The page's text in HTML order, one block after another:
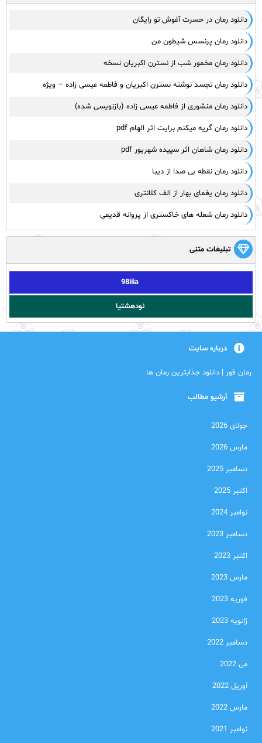
دانلود رمان در حسرت آغوش تو رایگان
دانلود رمان پرنسس شیطون من
دانلود رمان مخمور شب از نسترن اکبریان نسخه
دانلود رمان تجسد نوشته نسترن اکبریان و فاطمه عیسی زاده – ویژه
دانلود رمان منشوری از فاطمه عیسی زاده (بازنویسی شده)
دانلود رمان گریه میکنم برایت اثر الهام pdf
دانلود رمان شاهان اثر سپیده شهریور pdf
دانلود رمان نقطه بی صدا از دیبا
دانلود رمان یغمای بهار از الف کلانتری
دانلود رمان شعله های خاکستری از پروانه قدیمی
تبلیغات متنی
98iiia
نودهشتیا
درباره سایت
رمان فور | دانلود جذابترین رمان ها
آرشیو مطالب
جولای 2026
مارس 2026
دسامبر 2025
اکتبر 2025
نوامبر 2024
دسامبر 2023
اکتبر 2023
مارس 2023
فوریه 2023
ژانویه 2023
دسامبر 2022
می 2022
آوریل 2022
مارس 2022
نوامبر 2021